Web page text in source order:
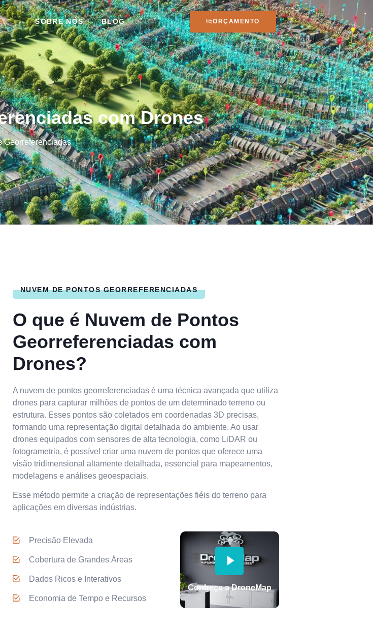
SOBRE NÓS BLOG ORÇAMENTO
com Drones
Georreferenciadas
NUVEM DE PONTOS GEORREFERENCIADAS
O que é Nuvem de Pontos
Georreferenciadas com
Drones?
A nuvem de pontos georreferenciadas é uma técnica avançada que utiliza
drones para capturar milhões de pontos de um determinado terreno ou
estrutura. Esses pontos são coletados em coordenadas 3D precisas,
formando uma representação digital detalhada do ambiente. Ao usar
drones equipados com sensores de alta tecnologia, como LiDAR ou
fotogrametria, é possível criar uma nuvem de pontos que oferece uma
visão tridimensional altamente detalhada, essencial para mapeamentos,
modelagens e análises geoespaciais.
Esse método permite a criação de representações fiéis do terreno para
aplicações em diversas indústrias.
Precisão Elevada
Cobertura de Grandes Áreas
Dados Ricos e Interativos
Economia de Tempo e Recursos
Conheça a DroneMap